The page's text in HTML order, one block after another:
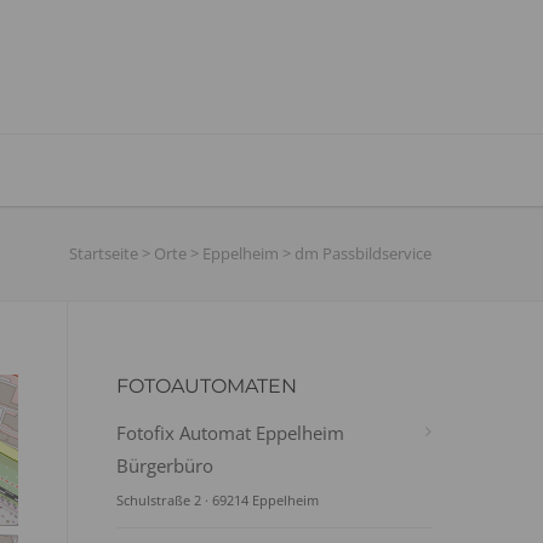
Startseite > Orte > Eppelheim > dm Passbildservice
FOTOAUTOMATEN
Fotofix Automat Eppelheim
Bürgerbüro
Schulstraße 2 · 69214 Eppelheim